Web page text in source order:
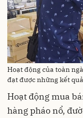
Hoạt động của toàn
đạt được những kết
Hoạt động mua
hàng pháo nổ,